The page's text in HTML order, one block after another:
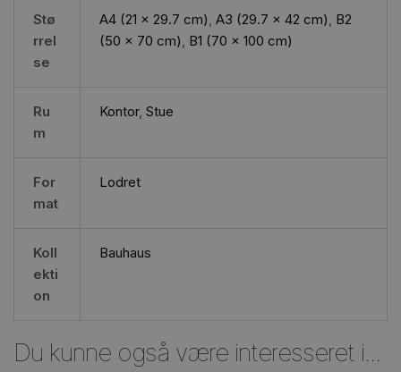
Stø
rrel
se
A4 (21 x 29.7 cm),A3 (29.7 x 42 cm), B2
(50 x 70 cm), B1 (70 x 100 cm)
Ru
m
Kontor,Stue
For
mat
Lodret
Koll
ekti
on
Bauhaus
Du kunne også være interesseret i...